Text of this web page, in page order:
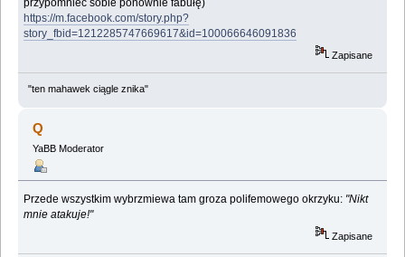
https://m.facebook.com/story.php?
story_fbid=1212285747669617&id=100066646091836
Zapisane
"ten mahawek ciągle znika"
Q
YaBB Moderator
Przede wszystkim wybrzmiewa tam groza polifemowego okrzyku: "Nikt
mnie atakuje!"
Zapisane